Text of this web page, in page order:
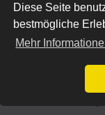
Diese Seite
bestmögliche
Mehr
Informationen
Newsletter
* Alle Preise inkl.